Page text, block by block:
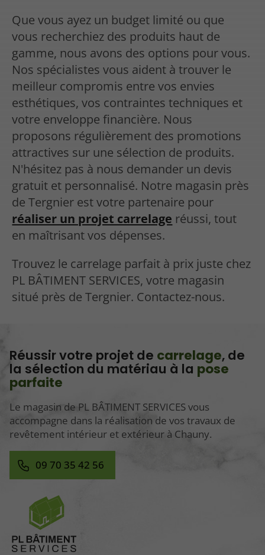
Que vous ayez un budget limité ou que
vous recherchiez des produits haut de
gamme, nous avons des options pour vous.
Nos spécialistes vous aident à trouver le
meilleur compromis entre vos envies
esthétiques, vos contraintes techniques et
votre enveloppe financière. Nous
proposons régulièrement des promotions
attractives sur une sélection de produits.
N'hésitez pas à nous demander un devis
gratuit et personnalisé. Notre magasin près
de Tergnier est votre partenaire pour
réaliser un projet carrelage réussi, tout
en maîtrisant vos dépenses.
Trouvez le carrelage parfait à prix juste chez
PL BÂTIMENT SERVICES, votre magasin
situé près de Tergnier. Contactez-nous.
Réussir votre projet de carrelage, de
la sélection du matériau à la pose
parfaite
Le magasin de PL BÂTIMENT SERVICES vous
accompagne dans la réalisation de vos travaux de
revêtement intérieur et extérieur à Chauny.
09 70 35 42 56